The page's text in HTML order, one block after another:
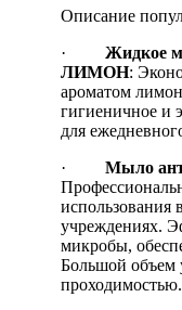
Описание
· Жидкое
ЛИМОН:
ароматом
гигиеничное и
для
·
Мыло
использования
учреждениях.
микробы,
Большой объем
проходимостью.